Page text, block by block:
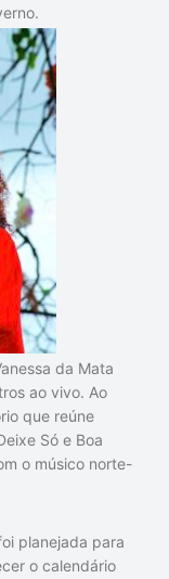
da Mata
ao vivo. Ao
que reúne
Só e Boa
o músico norte-
planejada para
o calendário